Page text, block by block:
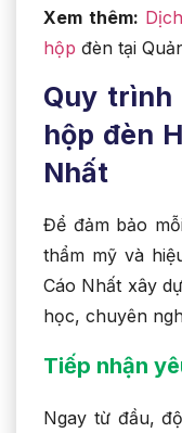
Xem thêm:
hộp đèn tại
Quy trình
hộp đèn
Nhất
Để đảm bảo
thẩm mỹ và
Cáo Nhất xây
học, chuyên
Tiếp nhận
Ngay từ đầu,